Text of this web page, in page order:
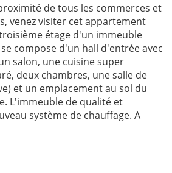
de tous les commerces et
venez visiter cet appartement
étage d'un immeuble
compose d'un hall d'entrée avec
salon, une cuisine super
deux chambres, une salle de
et un emplacement au sol du
L'immeuble de qualité et
système de chauffage. A